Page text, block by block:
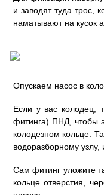
и заводят туда трос,
наматывают на кусок
Опускаем насос в
Если у вас колодец,
фитинга) ПНД, чтобы
колодезном кольце.
водоразборному
Сам фитинг уложите
кольце отверстия,